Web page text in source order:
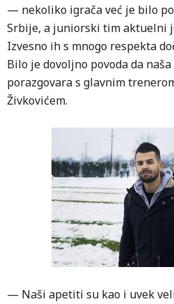
— nekoliko igrača već je bilo
Srbije, a juniorski tim aktuelni
Izvesno ih s mnogo respekta
Bilo je dovoljno povoda da
porazgovara s glavnim
Živkovićem.
— Naši apetiti su kao i uvek